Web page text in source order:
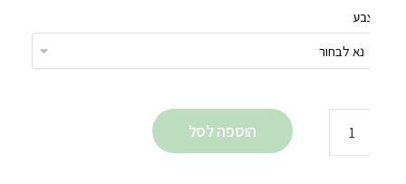
הוספה לסל